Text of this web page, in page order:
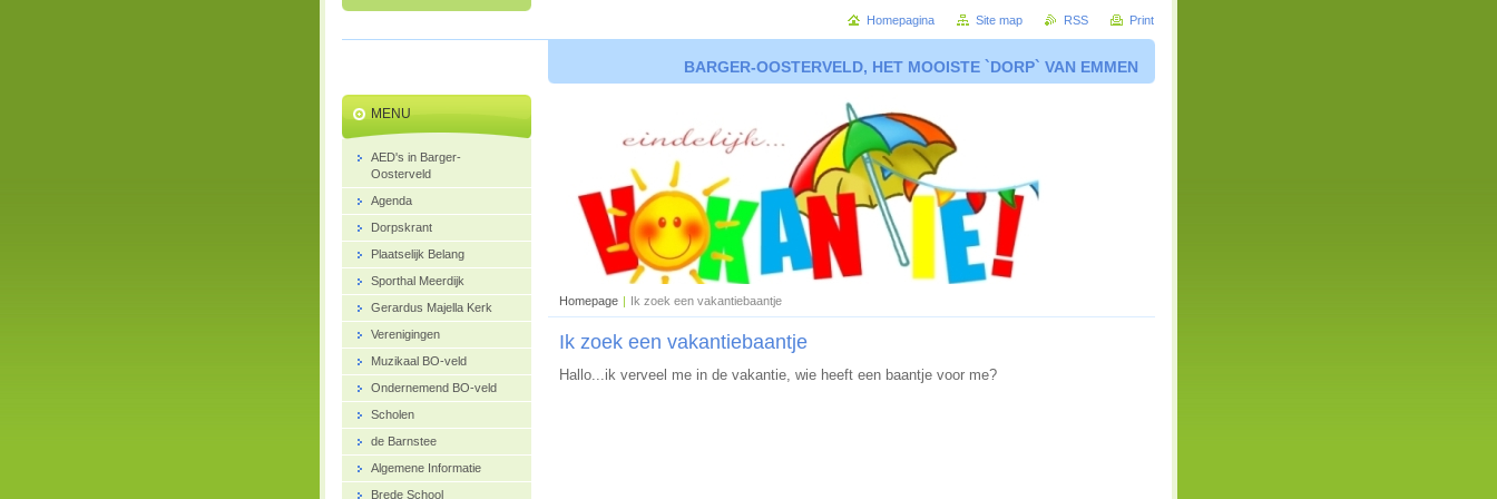
BARGER-OOSTERVELD, HET MOOISTE `DORP` VAN EMMEN
Homepage | Ik zoek een vakantiebaantje
Ik zoek een vakantiebaantje
Hallo...ik verveel me in de vakantie, wie heeft een baantje voor me?
MENU
AED's in Barger-
Oosterveld
Agenda
Dorpskrant
Plaatselijk Belang
Sporthal Meerdijk
Gerardus Majella Kerk
Verenigingen
Muzikaal BO-veld
Ondernemend BO-veld
Scholen
de Barnstee
Algemene Informatie
Brede School
Homepagina Site map RSS Print